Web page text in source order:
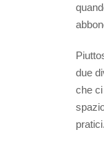
due
che
pratici.